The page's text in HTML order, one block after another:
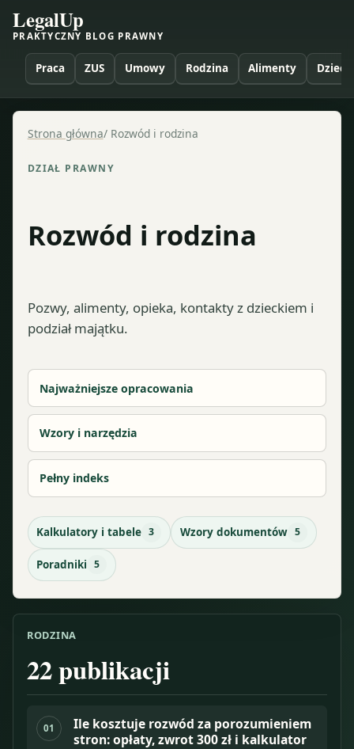
LegalUp
PRAKTYCZNY BLOG PRAWNY
Praca ZUS Umowy Rodzina Alimenty Dzieci
Strona główna/ Rozwód i rodzina
DZIAŁ PRAWNY
Rozwód i rodzina
Pozwy, alimenty, opieka, kontakty z dzieckiem i
podział majątku.
Najważniejsze opracowania
Wzory i narzędzia
Pełny indeks
Kalkulatory i tabele 3 Wzory dokumentów 5
Poradniki 5
RODZINA
22publikacji
01
Ile kosztuje rozwód za porozumieniem
stron: opłaty, zwrot 300 zł i kalkulator